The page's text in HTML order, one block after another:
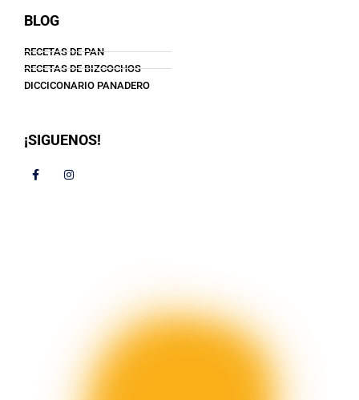
BLOG
RECETAS DE PAN
RECETAS DE BIZCOCHOS
DICCICONARIO PANADERO
¡SIGUENOS!